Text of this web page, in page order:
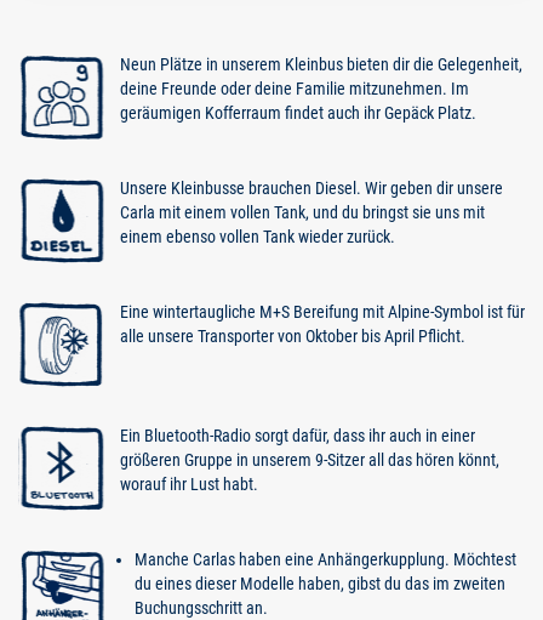
Neun Plätze in unserem Kleinbus bieten dir die Gelegenheit,
deine Freunde oder deine Familie mitzunehmen. Im
geräumigen Kofferraum findet auch ihr Gepäck Platz.
Unsere Kleinbusse brauchen Diesel. Wir geben dir unsere
Carla mit einem vollen Tank, und du bringst sie uns mit
einem ebenso vollen Tank wieder zurück.
Eine wintertaugliche M+S Bereifung mit Alpine-Symbol ist für
alle unsere Transporter von Oktober bis April Pflicht.
Ein Bluetooth-Radio sorgt dafür, dass ihr auch in einer
größeren Gruppe in unserem 9-Sitzer all das hören könnt,
worauf ihr Lust habt.
Manche Carlas haben eine Anhängerkupplung. Möchtest
du eines dieser Modelle haben, gibst du das im zweiten
Buchungsschritt an.